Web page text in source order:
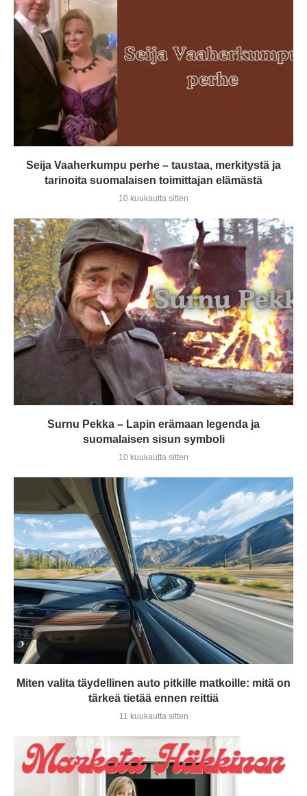
Seija Vaaherkumpu perhe – taustaa, merkitystä ja
tarinoita suomalaisen toimittajan elämästä
10 kuukautta sitten
Surnu Pekka – Lapin erämaan legenda ja
suomalaisen sisun symboli
10 kuukautta sitten
Miten valita täydellinen auto pitkille matkoille: mitä on
tärkeä tietää ennen reittiä
11 kuukautta sitten